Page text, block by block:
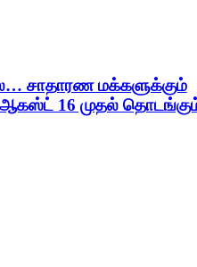
சாதாரண மக்களுக்கும்
ஆகஸ்ட் 16 முதல்